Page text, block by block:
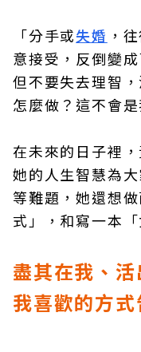
「分手或失婚 ，
意接受，反倒變
但不要失去理智
怎麼做？這不會
在未來的日子裡
她的人生智慧為
等難題，她還想
式」，和寫一本
盡其在我、
我喜歡的方式